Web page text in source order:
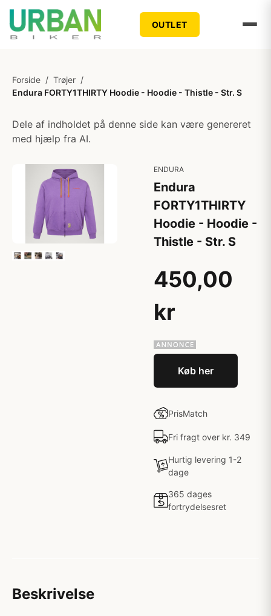
OUTLET
Forside / Trøjer /
Endura FORTY1THIRTY Hoodie - Hoodie - Thistle - Str. S
Dele af indholdet på denne side kan være genereret
med hjælp fra AI.
ENDURA
Endura
FORTY1THIRTY
Hoodie - Hoodie -
Thistle - Str. S
450,00
kr
Køb her
PrisMatch
Fri fragt over kr. 349
Hurtig levering 1-2
dage
365 dages
fortrydelsesret
Beskrivelse